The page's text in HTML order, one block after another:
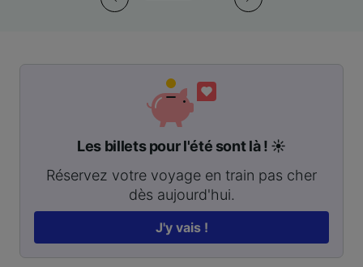
Les billets pour l'été sont là ! ☀️
Réservez votre voyage en train pas cher
dès aujourd'hui.
J'y vais !